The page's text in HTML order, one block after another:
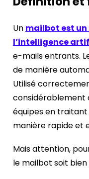
Un mailbot est
l’intelligence
e-mails entrants.
de manière
Utilisé
considérablement
équipes en
manière rapide et
Mais attention,
le mailbot soit bien